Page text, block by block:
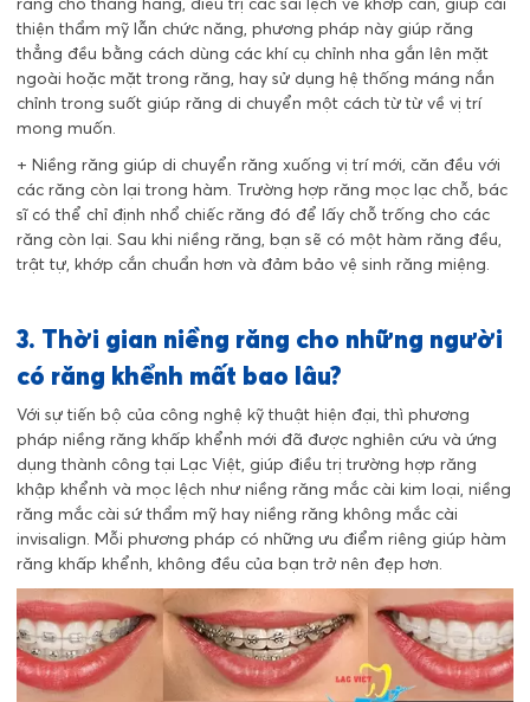
thiện thẩm mỹ lẫn chức năng, phương pháp này giúp răng
thẳng đều bằng cách dùng các khí cụ chỉnh nha gắn lên mặt
ngoài hoặc mặt trong răng, hay sử dụng hệ thống máng nắn
chỉnh trong suốt giúp răng di chuyển một cách từ từ về vị trí
mong muốn.
+ Niềng răng giúp di chuyển răng xuống vị trí mới, căn đều với
các răng còn lại trong hàm. Trường hợp răng mọc lạc chỗ, bác
sĩ có thể chỉ định nhổ chiếc răng đó để lấy chỗ trống cho các
răng còn lại. Sau khi niềng răng, bạn sẽ có một hàm răng đều,
trật tự, khớp cắn chuẩn hơn và đảm bảo vệ sinh răng miệng.
3. Thời gian niềng răng cho những người
có răng khểnh mất bao lâu?
Với sự tiến bộ của công nghệ kỹ thuật hiện đại, thì phương
pháp niềng răng khấp khểnh mới đã được nghiên cứu và ứng
dụng thành công tại Lạc Việt, giúp điều trị trường hợp răng
khập khểnh và mọc lệch như niềng răng mắc cài kim loại, niềng
răng mắc cài sứ thẩm mỹ hay niềng răng không mắc cài
invisalign. Mỗi phương pháp có những ưu điểm riêng giúp hàm
răng khấp khểnh, không đều của bạn trở nên đẹp hơn.